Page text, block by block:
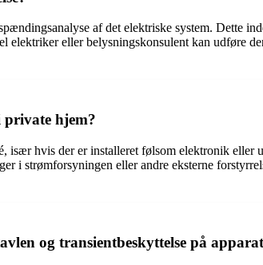
af det elektriske system. Dette
eller belysningskonsulent kan udføre
private hjem?
hvis der er installeret følsom elektronik eller
i strømforsyningen eller andre eksterne
og transientbeskyttelse på